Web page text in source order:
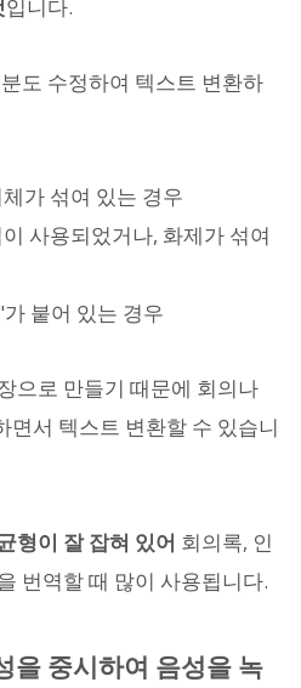
입니다.
도 수정하여 텍스트 변환하
가 섞여 있는 경우
사용되었거나, 화제가 섞여
붙어 있는 경우
으로 만들기 때문에 회의나
면서 텍스트 변환할 수 있습니
형이 잘 잡혀 있어 회의록, 인
번역할 때 많이 사용됩니다.
을 중시하여 음성을 녹